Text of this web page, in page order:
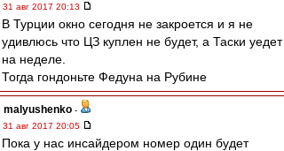
31 авг 2017 20:13
В Турции окно сегодня не закроется и я не
удивлюсь что ЦЗ куплен не будет, а Таски уедет
на неделе.
Тогда гондоньте Федуна на Рубине
malyushenko -
31 авг 2017 20:05
Пока у нас инсайдером номер один будет